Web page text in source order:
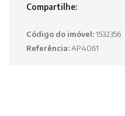
Compartilhe:
Código do imóvel:1532356
Referência:AP4061